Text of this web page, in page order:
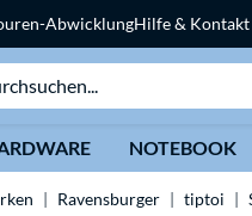
AbwicklungHilfe & Kontakt
NOTEBOOK
Ravensburger tiptoi